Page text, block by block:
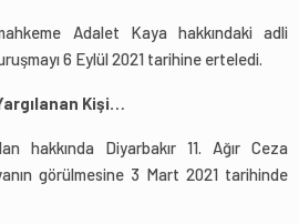
Adalet Kaya hakkındaki adli
6 Eylül 2021 tarihine erteledi.
Kişi…
hakkında Diyarbakır 11. Ağır Ceza
görülmesine 3 Mart 2021 tarihinde